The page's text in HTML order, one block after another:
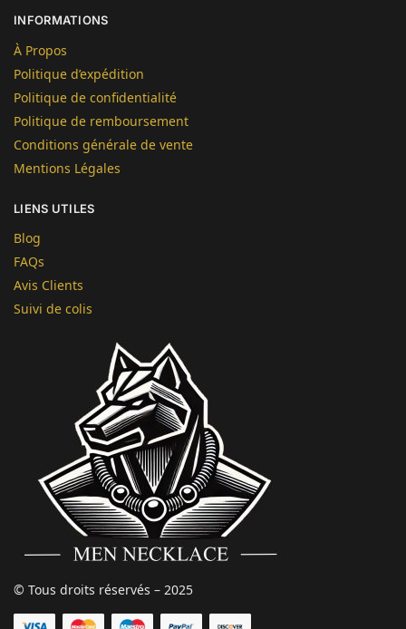
INFORMATIONS
À Propos
Politique d’expédition
Politique de confidentialité
Politique de remboursement
Conditions générale de vente
Mentions Légales
LIENS UTILES
Blog
FAQs
Avis Clients
Suivi de colis
© Tous droits réservés – 2025